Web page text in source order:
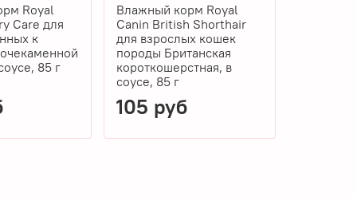
Royal
для
к
85 г
Влажный корм Royal
Canin British Shorthair
для взрослых кошек
породы Британская
короткошерстная, в
соусе, 85 г
105 руб